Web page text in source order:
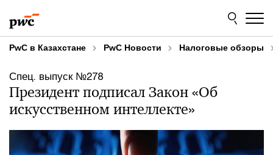
to
content
to
footer
PwC в Казахстане PwC Новости Налоговые обзоры
Спец. выпуск №278
Президент подписал Закон «Об
искусственном интеллекте»